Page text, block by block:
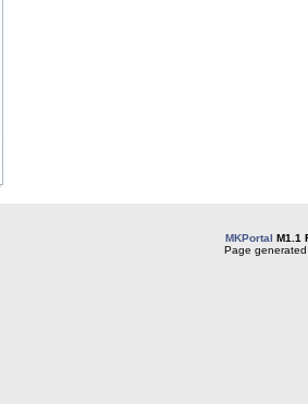
MKPortal M1.1
Page